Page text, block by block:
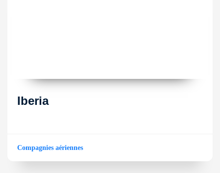
Iberia
Compagnies aériennes